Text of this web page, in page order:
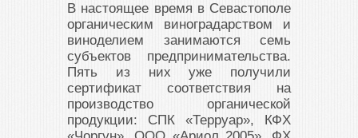
В настоящее время в Севастополе
органическим виноградарством и
виноделием занимаются семь
субъектов предпринимательства.
Пять из них уже получили
сертификат соответствия на
производство органической
продукции: СПК «Терруар», КФХ